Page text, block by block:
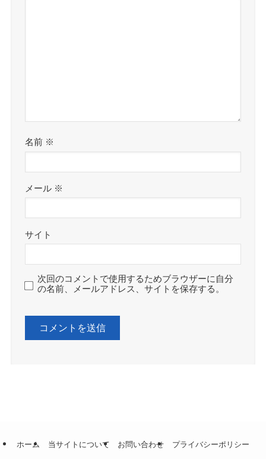
名前 ※
メール ※
サイト
次回のコメントで使用するためブラウザーに自分
の名前、メールアドレス、サイトを保存する。
ホーム 当サイトについて お問い合わせ プライバシーポリシー